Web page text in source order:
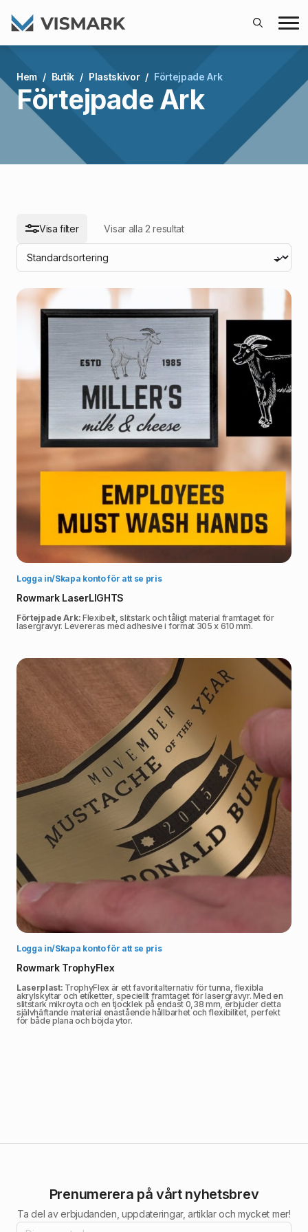
Search
Hem
Butik Plastskivor Förtejpade Ark
Förtejpade Ark
Visa filter Visar alla 2 resultat
Logga in/Skapa konto för att se pris
Rowmark LaserLIGHTS
Förtejpade Ark: Flexibelt, slitstark och tåligt material framtaget för
lasergravyr. Levereras med adhesive i format 305 x 610 mm.
Logga in/Skapa konto för att se pris
Rowmark TrophyFlex
Laserplast: TrophyFlex är ett favoritalternativ för tunna, flexibla
akrylskyltar och etiketter, speciellt framtaget för lasergravyr. Med en
slitstark mikroyta och en tjocklek på endast 0,38 mm, erbjuder detta
självhäftande material enastående hållbarhet och flexibilitet, perfekt
för både plana och böjda ytor.
Prenumerera på vårt nyhetsbrev
Ta del av erbjudanden, uppdateringar, artiklar och mycket mer!